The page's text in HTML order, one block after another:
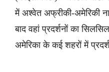
में अश्वेत अफ्रीकी-अमेरिकी
बाद वहां प्रदर्शनों का
अमेरिका के कई शहरों में